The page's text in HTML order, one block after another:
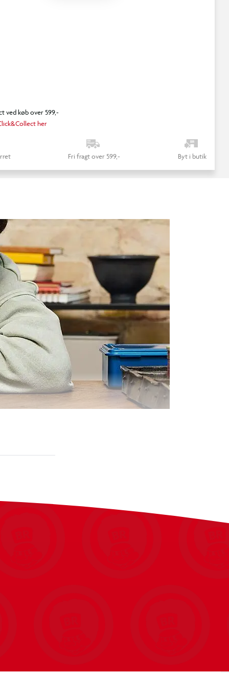
ved køb over 599,-
her
Fri fragt over 599,- Byt i butik